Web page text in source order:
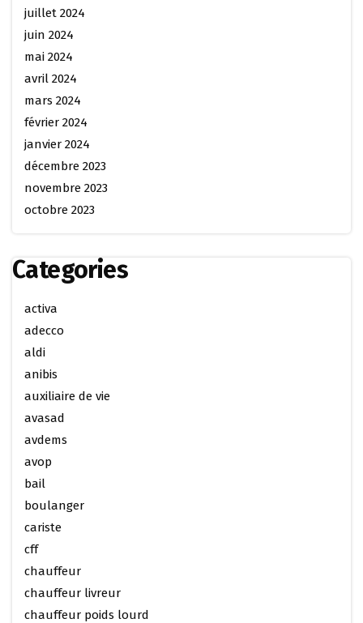
juillet 2024
juin 2024
mai 2024
avril 2024
mars 2024
février 2024
janvier 2024
décembre 2023
novembre 2023
octobre 2023
Categories
activa
adecco
aldi
anibis
auxiliaire de vie
avasad
avdems
avop
bail
boulanger
cariste
cff
chauffeur
chauffeur livreur
chauffeur poids lourd